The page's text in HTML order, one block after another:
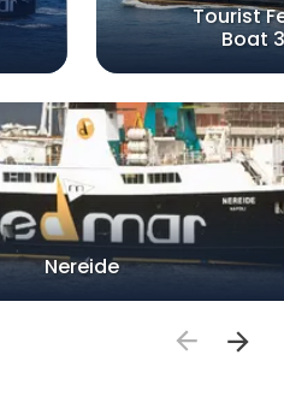
Tourist
Boat 3
Nereide